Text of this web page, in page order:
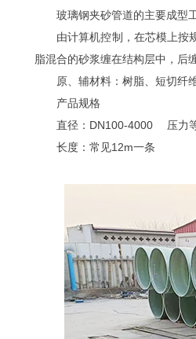
玻璃钢夹砂管道的主要成型
由计算机控制，在芯模上按
脂混合的砂浆缠在结构层中，后
原、辅材料：树脂、短切纤
产品规格
直径：DN100-4000 压力
长度：常见12m一条